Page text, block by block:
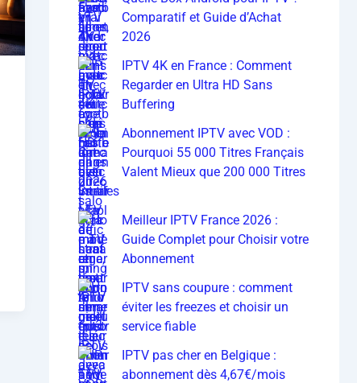
Comparatif et Guide d’Achat
2026
IPTV 4K en France : Comment
Regarder en Ultra HD Sans
Buffering
Abonnement IPTV avec VOD :
Pourquoi 55 000 Titres Français
Valent Mieux que 200 000 Titres
Inutiles
Meilleur IPTV France 2026 :
Guide Complet pour Choisir votre
Abonnement
IPTV sans coupure : comment
éviter les freezes et choisir un
service fiable
IPTV pas cher en Belgique :
abonnement dès 4,67€/mois